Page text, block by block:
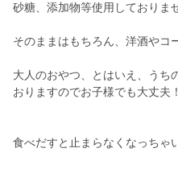
砂糖、添加物等使用しておりま
そのままはもちろん、洋酒やコ
大人のおやつ、とはいえ、うち
おりますのでお子様でも大丈夫！
食べだすと止まらなくなっちゃ